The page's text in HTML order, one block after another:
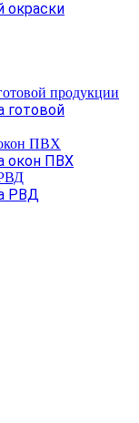
окраски
готовой
окон ПВХ
РВД